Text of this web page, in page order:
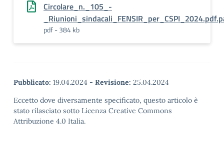
Circolare_n._105_-
pdf - 384 kb
Pubblicato: 19.04.2024 - Revisione: 25.04.2024
Eccetto dove diversamente specificato, questo articolo è
stato rilasciato sotto Licenza Creative Commons
Attribuzione 4.0 Italia.